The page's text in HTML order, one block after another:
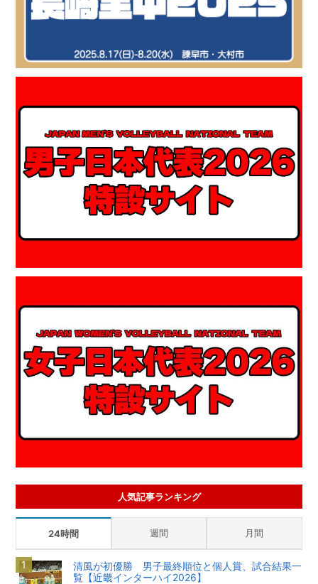
人気記事ランキング
24時間 週間 月間
清風が初優勝 男子最終順位と個人賞、試合結果一
覧【近畿インターハイ2026】